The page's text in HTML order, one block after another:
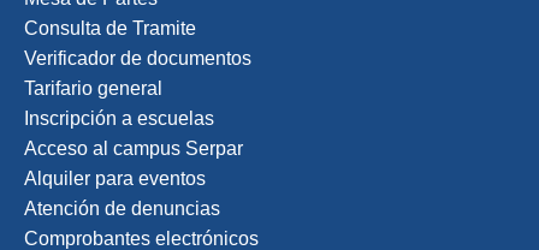
Consulta de Tramite
Verificador de documentos
Tarifario general
Inscripción a escuelas
Acceso al campus Serpar
Alquiler para eventos
Atención de denuncias
Comprobantes electrónicos